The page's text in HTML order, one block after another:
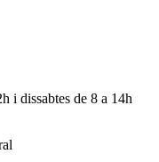
i dissabtes de 8 a 14h